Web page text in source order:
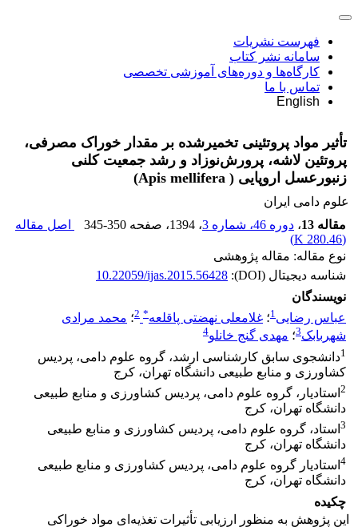
فهرست نشریات
سامانه نشر کتاب
کارگاه‌ها و دوره‌های آموزشی تخصصی
تماس با ما
English
تأثیر مواد پروتئینی تخمیرشده بر مقدار خوراک مصرفی،
پروتئین لاشه، پرورش‌نوزاد و رشد جمعیت کلنی
زنبورعسل اروپایی ( Apis mellifera)
علوم دامی ایران
مقاله 13
، دوره 46، شماره 3 ، 1394 ، صفحه 345-350
اصل مقاله
(
280.46 K
)
نوع مقاله: مقاله پژوهشی
شناسه دیجیتال (DOI):
10.22059/ijas.2015.56428
نویسندگان
عباس رضایی1؛ غلامعلی نهضتی پاقلعه*
2؛ محمد مرادی
شهربابک3؛ مهدی گنج خانلو4
1دانشجوی سابق کارشناسی ارشد، گروه علوم دامی، پردیس
کشاورزی و منابع طبیعی دانشگاه تهران، کرج
2 استادیار، گروه علوم دامی، پردیس کشاورزی و منابع طبیعی
دانشگاه تهران، کرج
3 استاد، گروه علوم دامی، پردیس کشاورزی و منابع طبیعی
دانشگاه تهران، کرج
4 استادیار گروه علوم دامی، پردیس کشاورزی و منابع طبیعی
دانشگاه تهران، کرج
چکیده
این پژوهش به منظور ارزیابی تأثیرات تغذیه‌ای مواد خوراکی